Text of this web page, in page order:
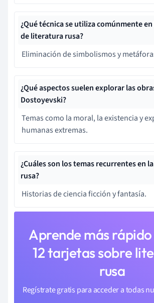
¿Qué técnica se utiliza comúnmente
de literatura rusa?
Eliminación de simbolismos y
¿Qué aspectos suelen explorar las
Dostoyevski?
Temas como la moral, la existencia y
humanas extremas.
¿Cuáles son los temas recurrentes en
rusa?
Historias de ciencia ficción y fantasía.
Aprende más rápido
12 tarjetas sobre
rusa
Regístrate gratis para acceder a todas